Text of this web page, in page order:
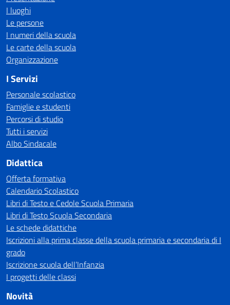
I luoghi
Le persone
I numeri della scuola
Le carte della scuola
Organizzazione
I Servizi
Personale scolastico
Famiglie e studenti
Percorsi di studio
Tutti i servizi
Albo Sindacale
Didattica
Offerta formativa
Calendario Scolastico
Libri di Testo e Cedole Scuola Primaria
Libri di Testo Scuola Secondaria
Le schede didattiche
Iscrizioni alla prima classe della scuola primaria e secondaria di I
grado
Iscrizione scuola dell’Infanzia
I progetti delle classi
Novità